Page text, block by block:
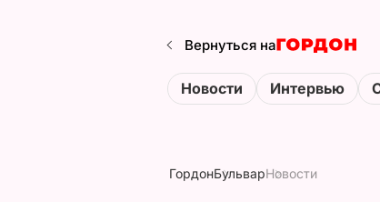
Вернуться на
Новости Интервью
ГордонБульварНовости